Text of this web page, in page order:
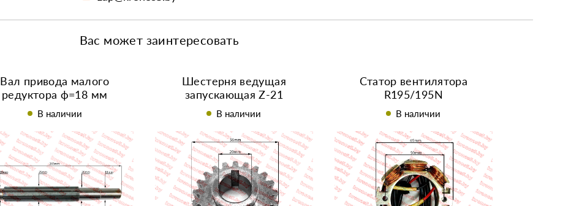
Вас может заинтересовать
Вал привода малого
редуктора ф=18 мм
R195/195N
В наличии
Шестерня ведущая
запускающая Z-21
R190/R195/195N
В наличии
Статор вентилятора
R195/195N
В наличии